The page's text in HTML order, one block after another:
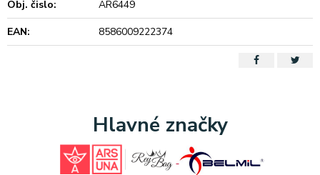
Obj. čislo:
AR6449
EAN:
8586009222374
Hlavné značky